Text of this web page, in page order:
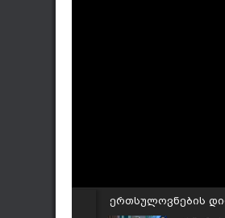
ერთსულოვნების